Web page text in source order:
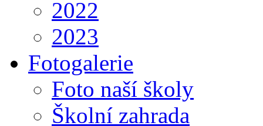
2022
2023
Fotogalerie
Foto naší školy
Školní zahrada